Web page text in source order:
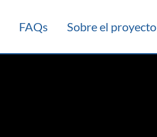
FAQs Sobre el proyecto